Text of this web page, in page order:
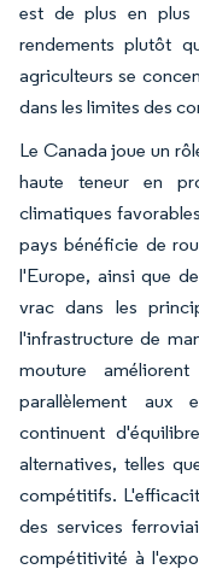
est de plus en plus
rendements plutôt
agriculteurs se
dans les limites des
Le Canada joue un
haute teneur en
climatiques
pays bénéficie de
l'Europe, ainsi que
vrac dans les
l'infrastructure de
mouture
parallèlement aux
continuent
alternatives, telles
compétitifs.
des services
compétitivité à